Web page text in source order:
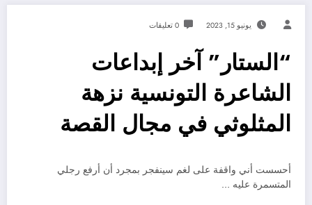
يونيو 15, 2023 0 تعليقات
“الستار” آخر إبداعات
الشاعرة التونسية نزهة
المثلوثي في مجال القصة
أحسست أني واقفة على لغم سينفجر بمجرد أن أرفع رجلي
المتسمرة عليه …